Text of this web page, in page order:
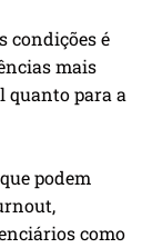
condições é
mais
quanto para a
podem
como